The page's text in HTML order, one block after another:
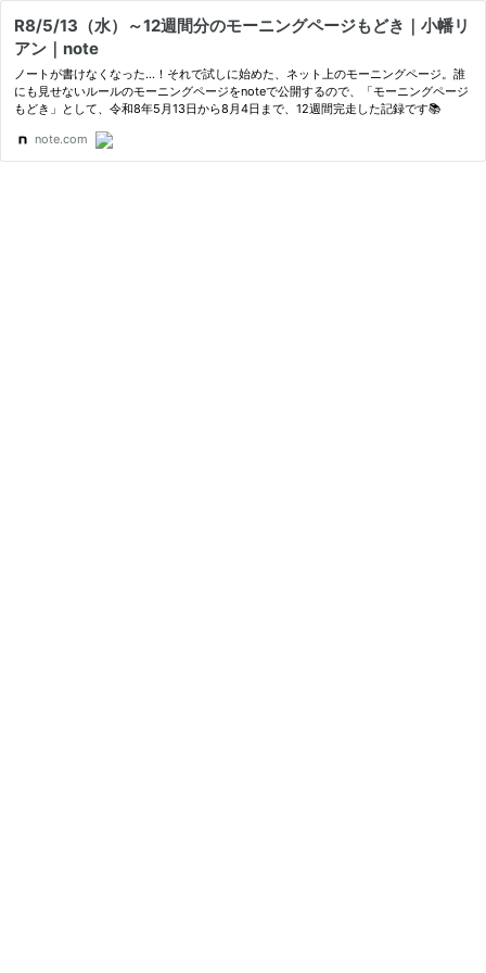
R8/5/13（水）～12週間分のモーニングページもどき｜小幡リ
アン｜note
ノートが書けなくなった…！それで試しに始めた、ネット上のモーニングページ。誰
にも見せないルールのモーニングページをnoteで公開するので、「モーニングページ
もどき」として、令和8年5月13日から8月4日まで、12週間完走した記録です📚
note.com